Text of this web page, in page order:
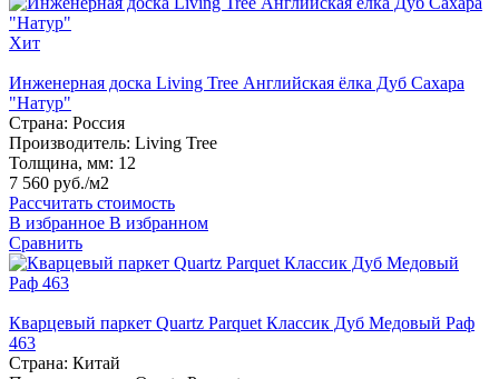
Хит
Инженерная доска Living Tree Английская ёлка Дуб Сахара
"Натур"
Страна: Россия
Производитель: Living Tree
Толщина, мм: 12
7 560 руб./м2
Рассчитать стоимость
В избранное В избранном
Сравнить
Кварцевый паркет Quartz Parquet Классик Дуб Медовый Раф
463
Страна: Китай